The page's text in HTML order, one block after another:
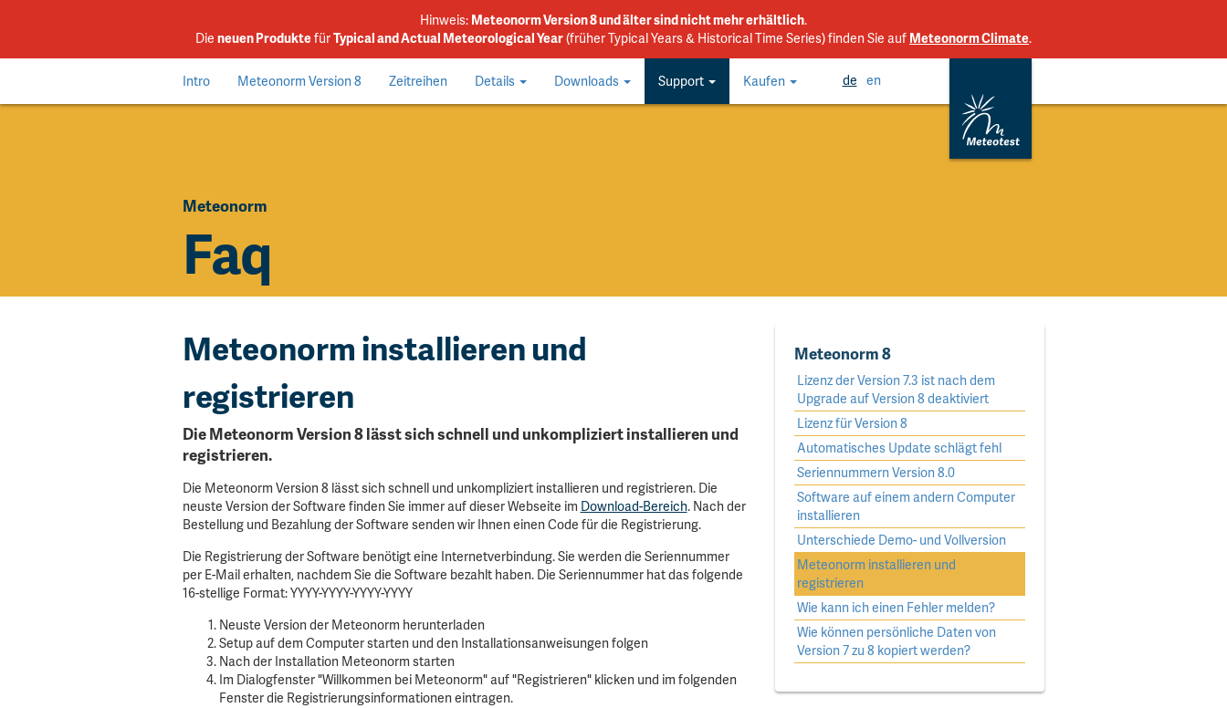
Hinweis: Meteonorm Version 8 und älter sind nicht mehr erhältlich.
Die neuen ProduktefürTypical and Actual Meteorological Year(früher Typical Years & Historical Time Series) finden Sie auf Meteonorm Climate.
Intro Meteonorm Version 8 Zeitreihen Details Downloads Support Kaufen de en
Meteonorm
Faq
Meteonorm installieren und
registrieren
Die Meteonorm Version 8 lässt sich schnell und unkompliziert installieren und
registrieren.
Die Meteonorm Version 8 lässt sich schnell und unkompliziert installieren und registrieren. Die
neuste Version der Software finden Sie immer auf dieser Webseite im Download-Bereich. Nach der
Bestellung und Bezahlung der Software senden wir Ihnen einen Code für die Registrierung.
Die Registrierung der Software benötigt eine Internetverbindung. Sie werden die Seriennummer
per E-Mail erhalten, nachdem Sie die Software bezahlt haben. Die Seriennummer hat das folgende
16-stellige Format: YYYY-YYYY-YYYY-YYYY
Neuste Version der Meteonorm herunterladen
Setup auf dem Computer starten und den Installationsanweisungen folgen
Nach der Installation Meteonorm starten
Im Dialogfenster "Willkommen bei Meteonorm" auf "Registrieren" klicken und im folgenden
Fenster die Registrierungsinformationen eintragen.
Meteonorm 8
Lizenz der Version 7.3 ist nach dem
Upgrade auf Version 8 deaktiviert
Lizenz für Version 8
Automatisches Update schlägt fehl
Seriennummern Version 8.0
Software auf einem andern Computer
installieren
Unterschiede Demo- und Vollversion
Meteonorm installieren und
registrieren
Wie kann ich einen Fehler melden?
Wie können persönliche Daten von
Version 7 zu 8 kopiert werden?